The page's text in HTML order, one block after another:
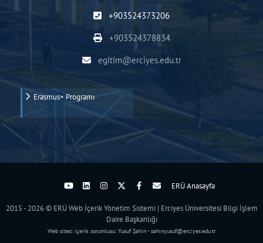
+903524373206
+903524378834
egitim@erciyes.edu.tr
Erasmus+ Programı
ERÜ Anasayfa
2015 - 2026 © ERÜ Web İçerik Yönetim Sistemi | Erciyes Üniversitesi Bilgi İşlem
Daire Başkanlığı
Web sitesi içerik sorumlusu: Yusuf Şahin - sahinyusuf@erciyes.edu.tr